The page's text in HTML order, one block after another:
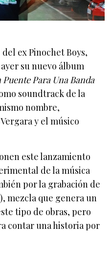
ex Pinochet Boys,
su nuevo álbum
Puente Para Una Banda
soundtrack de la
nombre,
y el músico
este lanzamiento
de la música
por la grabación de
mezcla que genera un
tipo de obras, pero
contar una historia por